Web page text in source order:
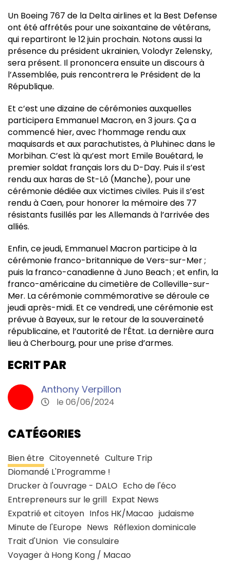
Un Boeing 767 de la Delta airlines et la Best Defense
ont été affrétés pour une soixantaine de vétérans,
qui repartiront le 12 juin prochain. Notons aussi la
présence du président ukrainien, Volodyr Zelensky,
sera présent. Il prononcera ensuite un discours à
l’Assemblée, puis rencontrera le Président de la
République.
Et c’est une dizaine de cérémonies auxquelles
participera Emmanuel Macron, en 3 jours. Ça a
commencé hier, avec l’hommage rendu aux
maquisards et aux parachutistes, à Pluhinec dans le
Morbihan. C’est là qu’est mort Emile Bouétard, le
premier soldat français lors du D-Day. Puis il s’est
rendu aux haras de St-Lô (Manche), pour une
cérémonie dédiée aux victimes civiles. Puis il s’est
rendu à Caen, pour honorer la mémoire des 77
résistants fusillés par les Allemands à l’arrivée des
alliés.
Enfin, ce jeudi, Emmanuel Macron participe à la
cérémonie franco-britannique de Vers-sur-Mer ;
puis la franco-canadienne à Juno Beach ; et enfin, la
franco-américaine du cimetière de Colleville-sur-
Mer. La cérémonie commémorative se déroule ce
jeudi après-midi. Et ce vendredi, une cérémonie est
prévue à Bayeux, sur le retour de la souveraineté
républicaine, et l’autorité de l’État. La dernière aura
lieu à Cherbourg, pour une prise d’armes.
ECRIT PAR
Anthony Verpillon
le 06/06/2024
CATÉGORIES
Bien être Citoyenneté Culture Trip
Diomandé L'Programme !
Drucker à l'ouvrage - DALO Echo de l'éco
Entrepreneurs sur le grill Expat News
Expatrié et citoyen Infos HK/Macao judaisme
Minute de l'Europe News Réflexion dominicale
Trait d'Union Vie consulaire
Voyager à Hong Kong / Macao